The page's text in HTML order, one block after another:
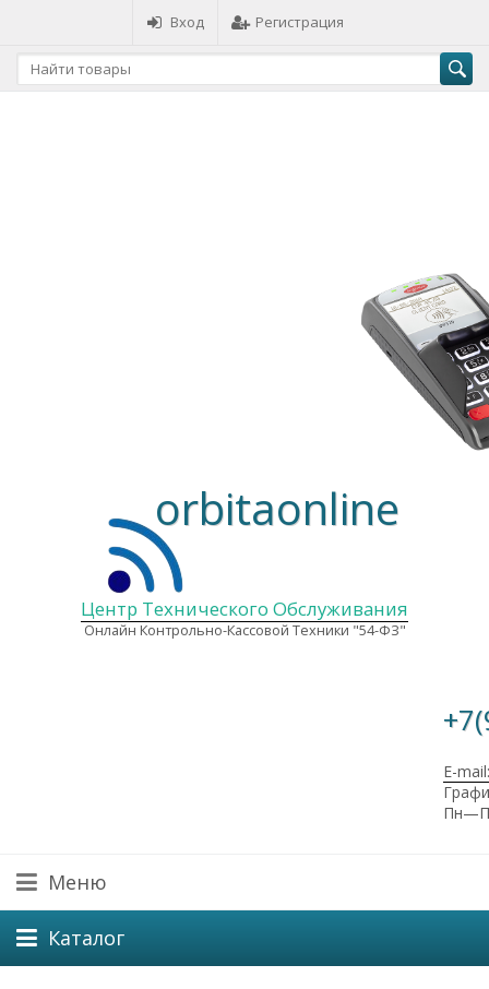
Вход Регистрация
Центр Технического Обслуживания
Онлайн Контрольно-Кассовой Техники "54-ФЗ"
orbitaonline
E-
Меню
Каталог